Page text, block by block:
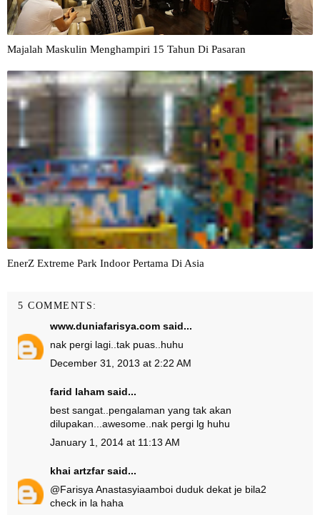
Majalah Maskulin Menghampiri 15 Tahun Di Pasaran
EnerZ Extreme Park Indoor Pertama Di Asia
5 COMMENTS:
www.duniafarisya.com said...
nak pergi lagi..tak puas..huhu
December 31, 2013 at 2:22 AM
farid laham said...
best sangat..pengalaman yang tak akan
dilupakan...awesome..nak pergi lg huhu
January 1, 2014 at 11:13 AM
khai artzfarsaid...
@Farisya Anastasyiaamboi duduk dekat je bila2
check in la haha